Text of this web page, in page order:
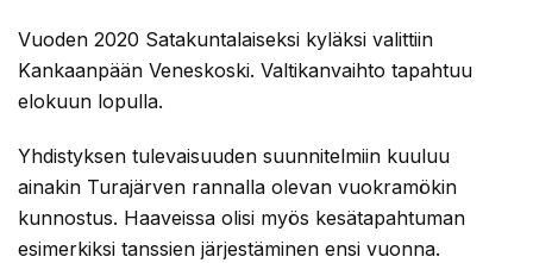
Vuoden 2020 Satakuntalaiseksi kyläksi valittiin
Kankaanpään Veneskoski. Valtikanvaihto tapahtuu
elokuun lopulla.
Yhdistyksen tulevaisuuden suunnitelmiin kuuluu
ainakin Turajärven rannalla olevan vuokramökin
kunnostus. Haaveissa olisi myös kesätapahtuman
esimerkiksi tanssien järjestäminen ensi vuonna.